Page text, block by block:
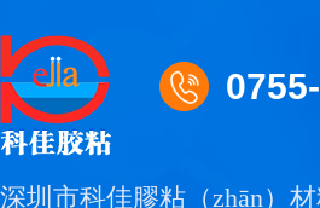
深圳市科佳膠粘（zhān）